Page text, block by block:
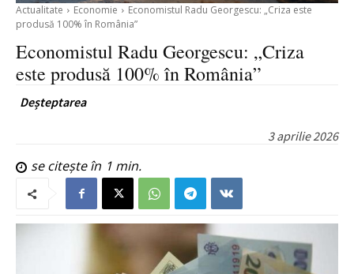
Actualitate Economie
Economistul Radu Georgescu: „Criza este
produsă 100% în România”
Economistul Radu Georgescu: „Criza
este produsă 100% în România”
Deșteptarea
3 aprilie 2026
se citește în 1 min.